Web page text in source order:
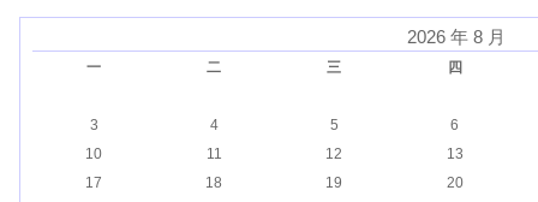
2026 年 8 月
一 二 三 四
3 4 5
6
10
11 12
13
17
18 19
20